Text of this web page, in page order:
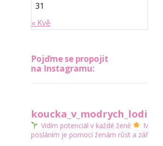
31
« Kvě
Pojďme se propojit
na Instagramu:
Vidím potenciál v každé ženě
Mým
posláním je pomoci ženám růst a zářit